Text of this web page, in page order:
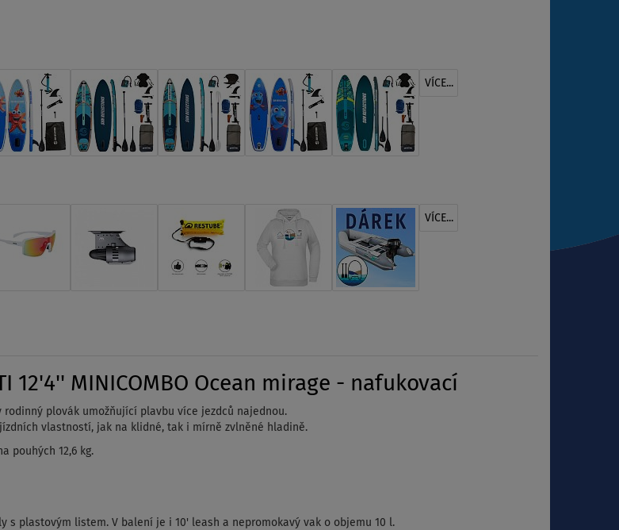
VÍCE...
VÍCE...
12'4'' MINICOMBO Ocean mirage - nafukovací
rodinný plovák umožňující plavbu více jezdců najednou.
vlastností, jak na klidné, tak i mírně zvlněné hladině.
pouhých 12,6 kg.
s plastovým listem. V balení je i 10' leash a nepromokavý vak o objemu 10 l.